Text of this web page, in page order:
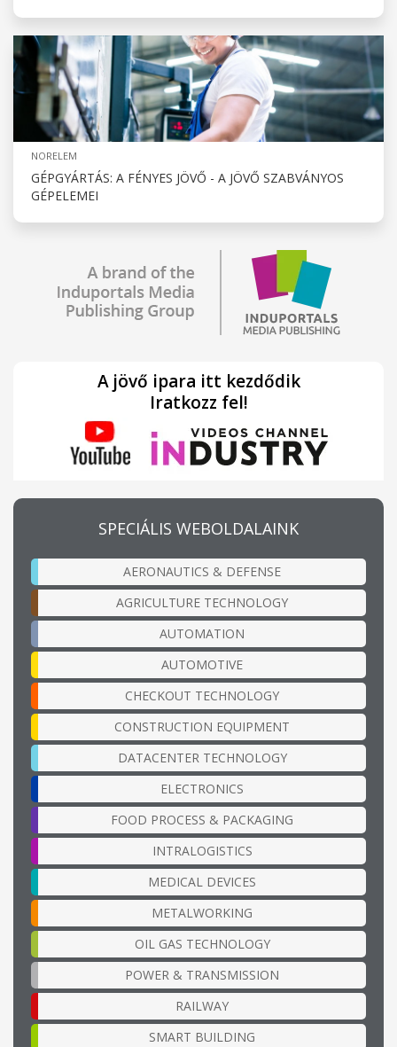
NORELEM
GÉPGYÁRTÁS: A FÉNYES JÖVŐ - A JÖVŐ SZABVÁNYOS
GÉPELEMEI
A jövő ipara itt kezdődik
Iratkozz fel!
SPECIÁLIS WEBOLDALAINK
AERONAUTICS & DEFENSE
AGRICULTURE TECHNOLOGY
AUTOMATION
AUTOMOTIVE
CHECKOUT TECHNOLOGY
CONSTRUCTION EQUIPMENT
DATACENTER TECHNOLOGY
ELECTRONICS
FOOD PROCESS & PACKAGING
INTRALOGISTICS
MEDICAL DEVICES
METALWORKING
OIL GAS TECHNOLOGY
POWER & TRANSMISSION
RAILWAY
SMART BUILDING